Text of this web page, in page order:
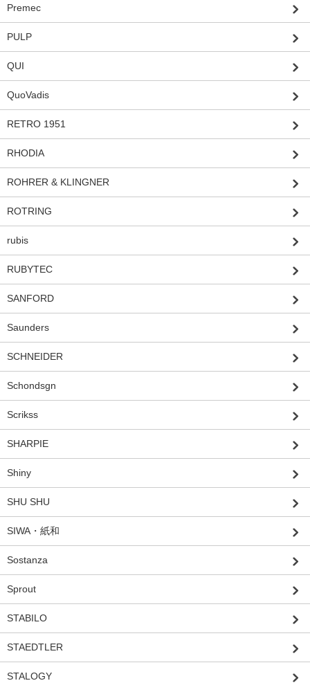
Premec
PULP
QUI
QuoVadis
RETRO 1951
RHODIA
ROHRER & KLINGNER
ROTRING
rubis
RUBYTEC
SANFORD
Saunders
SCHNEIDER
Schondsgn
Scrikss
SHARPIE
Shiny
SHU SHU
SIWA・紙和
Sostanza
Sprout
STABILO
STAEDTLER
STALOGY